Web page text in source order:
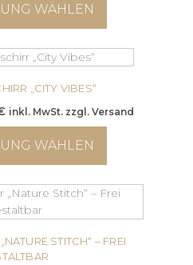
bis
89,00 €
WÄHLEN
Produkt
weist
mehrere
auf.
Die
Optionen
auf
der
Produktseite
gewählt
werden
„CITY VIBES“
Preisspanne:
74,00 €
bis
89,00 €
inkl. MwSt. zzgl. Versand
WÄHLEN
Produkt
weist
mehrere
Varianten
auf.
STITCH“ – FREI